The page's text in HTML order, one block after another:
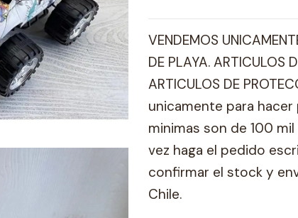
VENDEMOS
DE PLAYA. ARTICULOS
ARTICULOS DE
unicamente para
minimas son de 100
vez haga el pedido
confirmar el stock y
Chile.